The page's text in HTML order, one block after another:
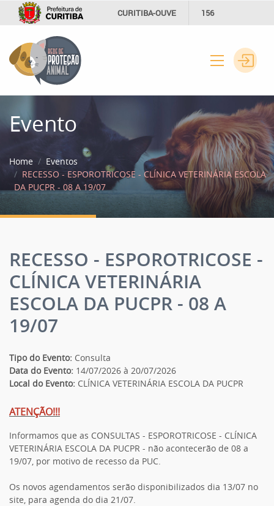
CURITIBA-OUVE 156
Evento
Home
Eventos
RECESSO - ESPOROTRICOSE - CLÍNICA VETERINÁRIA ESCOLA
DA PUCPR - 08 A 19/07
RECESSO - ESPOROTRICOSE -
CLÍNICA VETERINÁRIA
ESCOLA DA PUCPR - 08 A
19/07
Tipo do Evento: Consulta
Data do Evento: 14/07/2026 à 20/07/2026
Local do Evento: CLÍNICA VETERINÁRIA ESCOLA DA PUCPR
ATENÇÃO!!!
Informamos que as CONSULTAS - ESPOROTRICOSE - CLÍNICA
VETERINÁRIA ESCOLA DA PUCPR - não acontecerão de 08 a
19/07, por motivo de recesso da PUC.
Os novos agendamentos serão disponibilizados dia 13/07 no
site, para agenda do dia 21/07.